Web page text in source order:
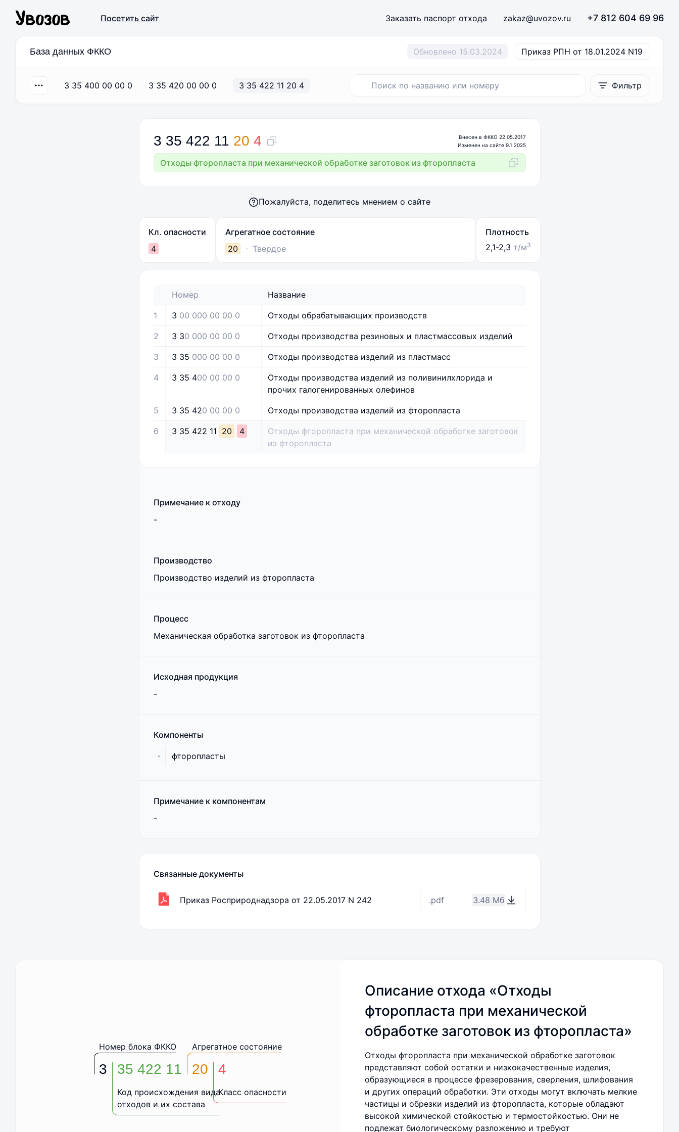
Посетить сайт Заказать паспорт отхода zakaz@uvozov.ru +7 812 604 69 96
База данных ФККО Обновлено 15.03.2024 Приказ РПН от 18.01.2024 N19
3 35 400 00 00 0 3 35 420 00 00 0 3 35 422 11 20 4 Фильтр
3 35 422 11 20 4
Внесен в ФККО 22.05.2017
Изменен на сайте 9.1.2025
Отходы фторопласта при механической обработке заготовок из фторопласта
Пожалуйста, поделитесь мнением о сайте
Кл. опасности
4
Агрегатное состояние
20
Твердое
Плотность
2,1-2,3 т/м3
Номер Название
1 3 00 000 00 00 0 Отходы обрабатывающих производств
2 3 30 000 00 00 0 Отходы производства резиновых и пластмассовых изделий
3 3 35 000 00 00 0 Отходы производства изделий из пластмасс
4 3 35 400 00 00 0
Отходы производства изделий из поливинилхлорида и
прочих галогенированных олефинов
5 3 35 420 00 00 0 Отходы производства изделий из фторопласта
6 3 35 422 11 20 4
Отходы фторопласта при механической обработке заготовок
из фторопласта
Примечание к отходу
-
Производство
Производство изделий из фторопласта
Процесс
Механическая обработка заготовок из фторопласта
Исходная продукция
-
Компоненты
фторопласты
Примечание к компонентам
-
Связанные документы
Приказ Росприроднадзора от 22.05.2017 N 242 .pdf 3.48 Мб
3
Номер блока ФККО
Код происхождения вида
отходов и их состава
35 422 11
Агрегатное состояние
20
Класс опасности
4
Описание отхода «Отходы
фторопласта при механической
обработке заготовок из фторопласта»
Отходы фторопласта при механической обработке заготовок
представляют собой остатки и низкокачественные изделия,
образующиеся в процессе фрезерования, сверления, шлифования
и других операций обработки. Эти отходы могут включать мелкие
частицы и обрезки изделий из фторопласта, которые обладают
высокой химической стойкостью и термостойкостью. Они не
подлежат биологическому разложению и требуют